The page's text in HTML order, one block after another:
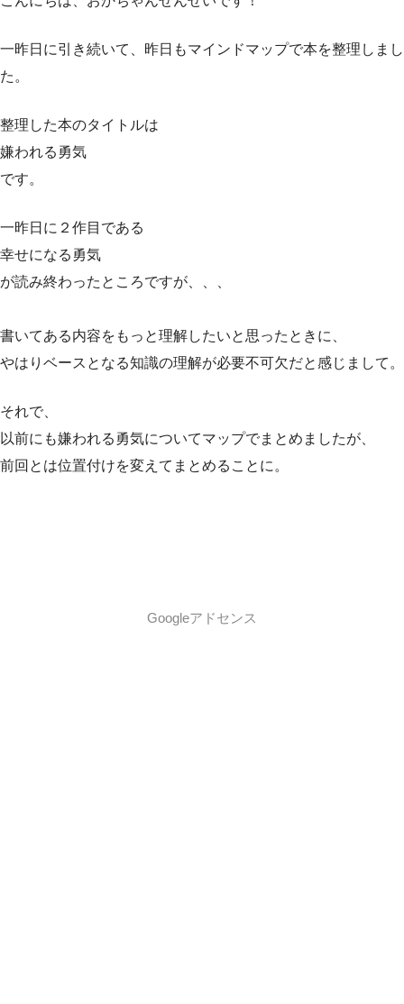
一昨日に引き続いて、昨日もマインドマップで本を整理しまし
た。
整理した本のタイトルは
嫌われる勇気
です。
一昨日に２作目である
幸せになる勇気
が読み終わったところですが、、、
書いてある内容をもっと理解したいと思ったときに、
やはりベースとなる知識の理解が必要不可欠だと感じまして。
それで、
以前にも嫌われる勇気についてマップでまとめましたが、
前回とは位置付けを変えてまとめることに。
Googleアドセンス